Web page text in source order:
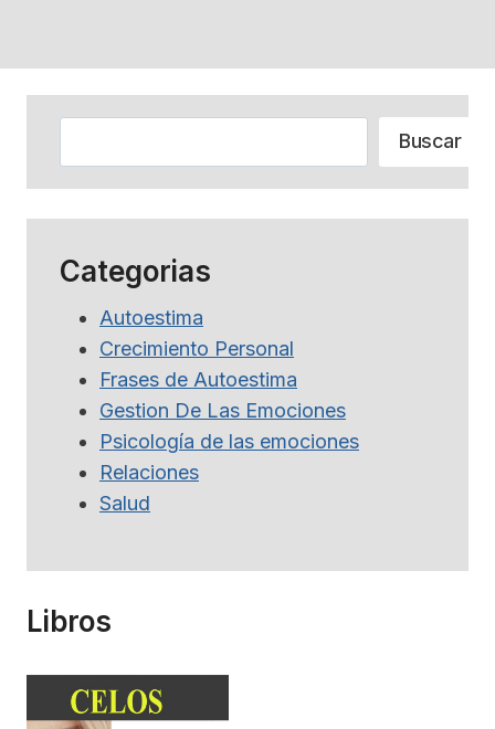
Buscar
Categorias
Autoestima
Crecimiento Personal
Frases de Autoestima
Gestion De Las Emociones
Psicología de las emociones
Relaciones
Salud
Libros